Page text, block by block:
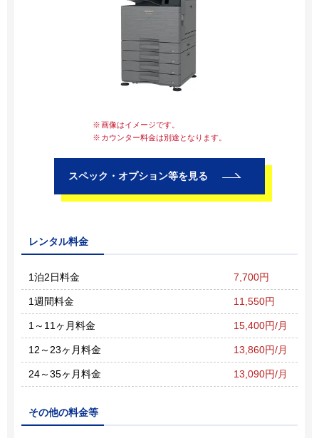
画像はイメージです。
カウンター料金は別途となります。
スペック・オプション等を見る
レンタル料金
1泊2日料金 7,700円
1週間料金 11,550円
1～11ヶ月料金 15,400円/月
12～23ヶ月料金 13,860円/月
24～35ヶ月料金 13,090円/月
その他の料金等